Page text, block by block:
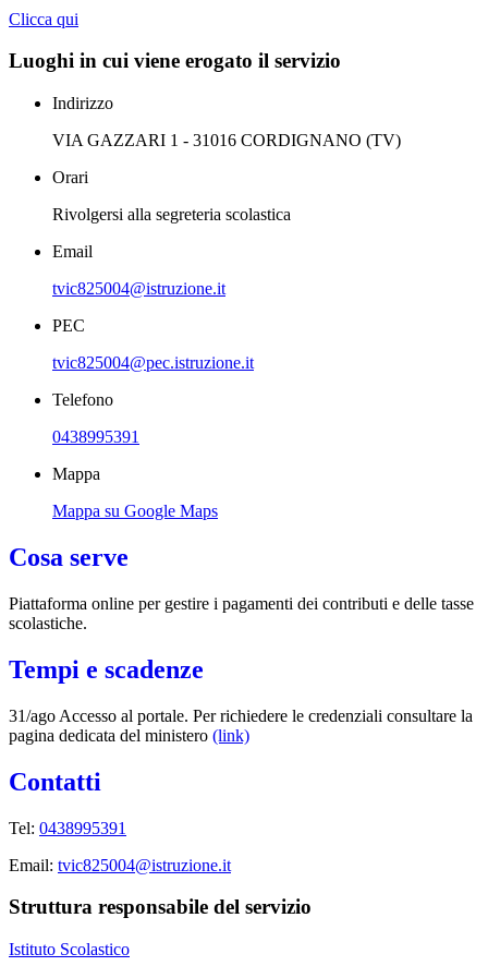
Clicca qui
Luoghi in cui viene erogato il servizio
Indirizzo
VIA GAZZARI 1 - 31016 CORDIGNANO (TV)
Orari
Rivolgersi alla segreteria scolastica
Email
tvic825004@istruzione.it
PEC
tvic825004@pec.istruzione.it
Telefono
0438995391
Mappa
Mappa su Google Maps
Cosa serve
Piattaforma online per gestire i pagamenti dei contributi e delle tasse
scolastiche.
Tempi e scadenze
31/ago Accesso al portale. Per richiedere le credenziali consultare la
pagina dedicata del ministero (link)
Contatti
Tel: 0438995391
Email: tvic825004@istruzione.it
Struttura responsabile del servizio
Istituto Scolastico